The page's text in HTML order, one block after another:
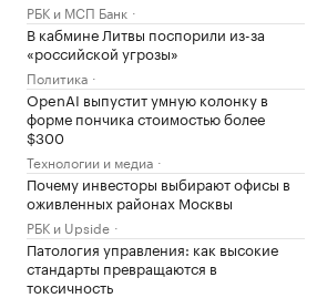
РБК и МСП Банк
В кабмине Литвы поспорили из-за
«российской угрозы»
Политика
OpenAI выпустит умную колонку в
форме пончика стоимостью более
$300
Технологии и медиа
Почему инвесторы выбирают офисы в
оживленных районах Москвы
РБК и Upside
Патология управления: как высокие
стандарты превращаются в
токсичность